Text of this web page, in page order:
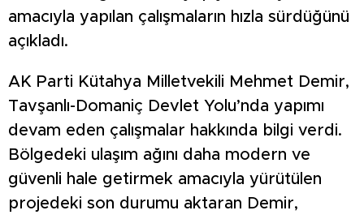
amacıyla yapılan çalışmaların hızla sürdüğünü
açıkladı.
AK Parti Kütahya Milletvekili Mehmet Demir,
Tavşanlı-Domaniç Devlet Yolu’nda yapımı
devam eden çalışmalar hakkında bilgi verdi.
Bölgedeki ulaşım ağını daha modern ve
güvenli hale getirmek amacıyla yürütülen
projedeki son durumu aktaran Demir,